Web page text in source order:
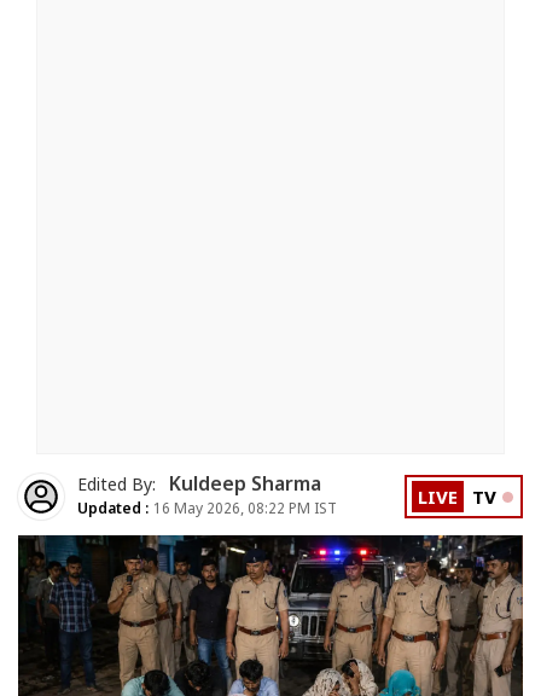
Edited By: Kuldeep Sharma
Updated : 16 May 2026, 08:22 PM IST LIVE TV